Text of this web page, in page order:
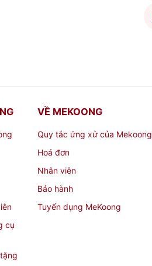
cụ
VỀ MEKOONG
Quy tắc ứng xử của Mekoong
Hoá đơn
Nhân viên
Bảo hành
Tuyển dụng MeKoong